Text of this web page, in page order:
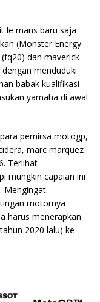
le mans baru saja
(Monster Energy
dan maverick
menduduki
babak kualifikasi
yamaha di awal
pemirsa motogp,
marc marquez
Terlihat
mungkin capaian ini
Mengingat
motornya
harus menerapkan
2020 lalu) ke